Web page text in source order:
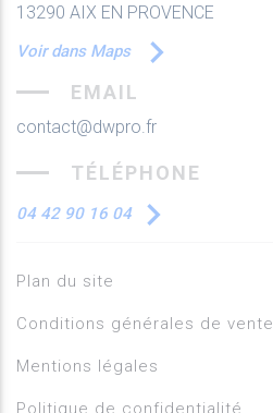
13290 AIX EN PROVENCE
Voir dans Maps
EMAIL
contact@dwpro.fr
TÉLÉPHONE
04 42 90 16 04
Plan du site
Conditions générales de vente
Mentions légales
Politique de confidentialité